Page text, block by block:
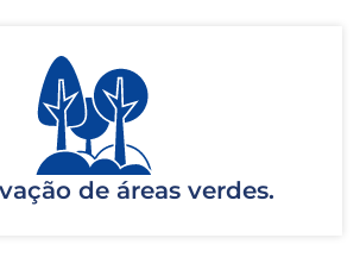
de áreas verdes.